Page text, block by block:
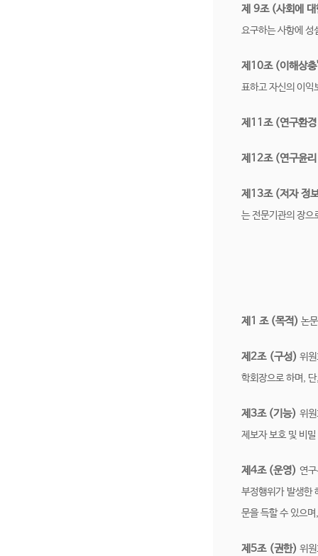
제 9조 (사회에
요구하는 사항에 성
제10조 (이해상
표하고 자신의 이익
제11조 (연구환
제12조 (연구윤
제13조 (저자 정
는 전문기관의 장으
제1 조 (목적) 논
제2조 (구성) 위
학회장으로 하며,
제3조 (기능) 위
제보자 보호 및 비
제4조 (운영) 연
부정행위가 발생한
문을 득할 수 있으
제5조 (권한) 위